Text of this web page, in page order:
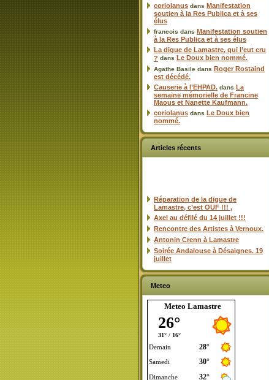
coriolanus dans Manifestation
soutien à la Res Publica et à ses
élus
francois dans Manifestation soutien
à la Res Publica et à ses élus
La digue de Lamastre, qui l’eut cru
? dans Le Doux bien nommé.
Agathe Basile dans Roger Rostaind
est décédé.
Causerie à l’EHPAD. dans La
semaine mémorielle de Francine
Maous et Nanette Kaufmann.
coriolanus dans Le Doux bien
nommé.
Articles récents
Réparation de la digue de
Lamastre, c’est OUF !!! ,
Axel au défilé du 14 juillet !!!
Rencontre des Artistes à Vernoux.
Antonin Crenn à Lamastre
Soirée Andalouse à Désaignes. 19
juillet
Meteo
Meteo Lamastre